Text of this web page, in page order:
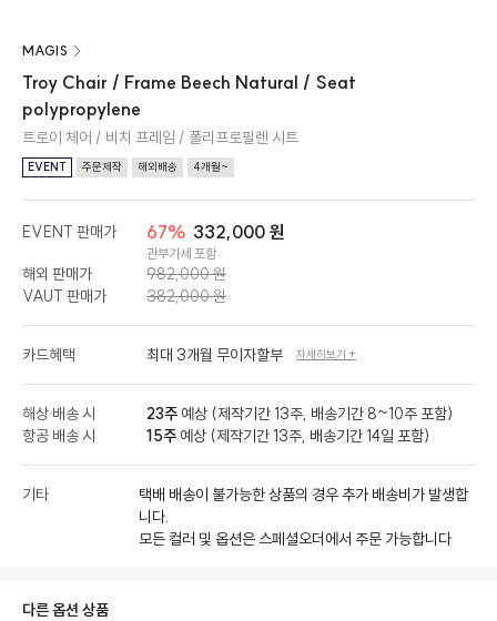
MAGIS
Troy Chair / Frame Beech Natural / Seat
polypropylene
트로이 체어 / 비치 프레임 / 폴리프로필렌 시트
EVENT 주문제작 해외배송 4개월~
해외 판매가
982,000 원
VAUT 판매가
382,000 원
EVENT 판매가 67% 332,000 원
관부가세 포함
카드혜택 최대 3개월 무이자할부 자세히보기 +
해상 배송 시 23주 예상 (제작기간 13주, 배송기간 8~10주 포함)
항공 배송 시
15주 예상 (제작기간 13주, 배송기간 14일 포함)
기타
택배 배송이 불가능한 상품의 경우 추가 배송비가 발생합
니다.
모든 컬러 및 옵션은 스페셜오더에서 주문 가능합니다
다른 옵션 상품